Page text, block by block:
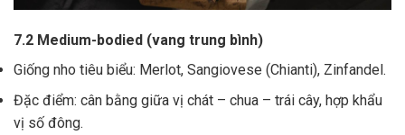
7.2 Medium-bodied (vang trung bình)
Giống nho tiêu biểu: Merlot, Sangiovese (Chianti), Zinfandel.
Đặc điểm: cân bằng giữa vị chát – chua – trái cây, hợp khẩu
vị số đông.